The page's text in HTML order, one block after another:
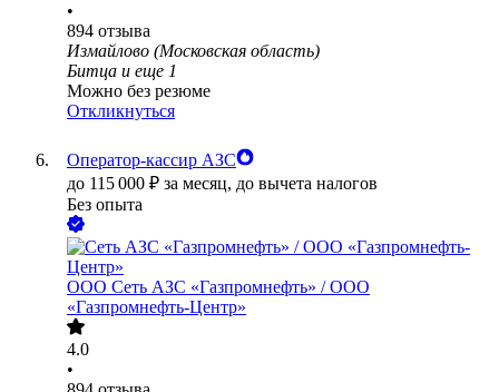
•
894 отзыва
Измайлово (Московская область)
Битца и еще 1
Можно без резюме
Откликнуться
Оператор-кассир АЗС
до 115 000 ₽ за месяц, до вычета налогов
Без опыта
ООО Сеть АЗС «Газпромнефть» / ООО
«Газпромнефть-Центр»
4.0
•